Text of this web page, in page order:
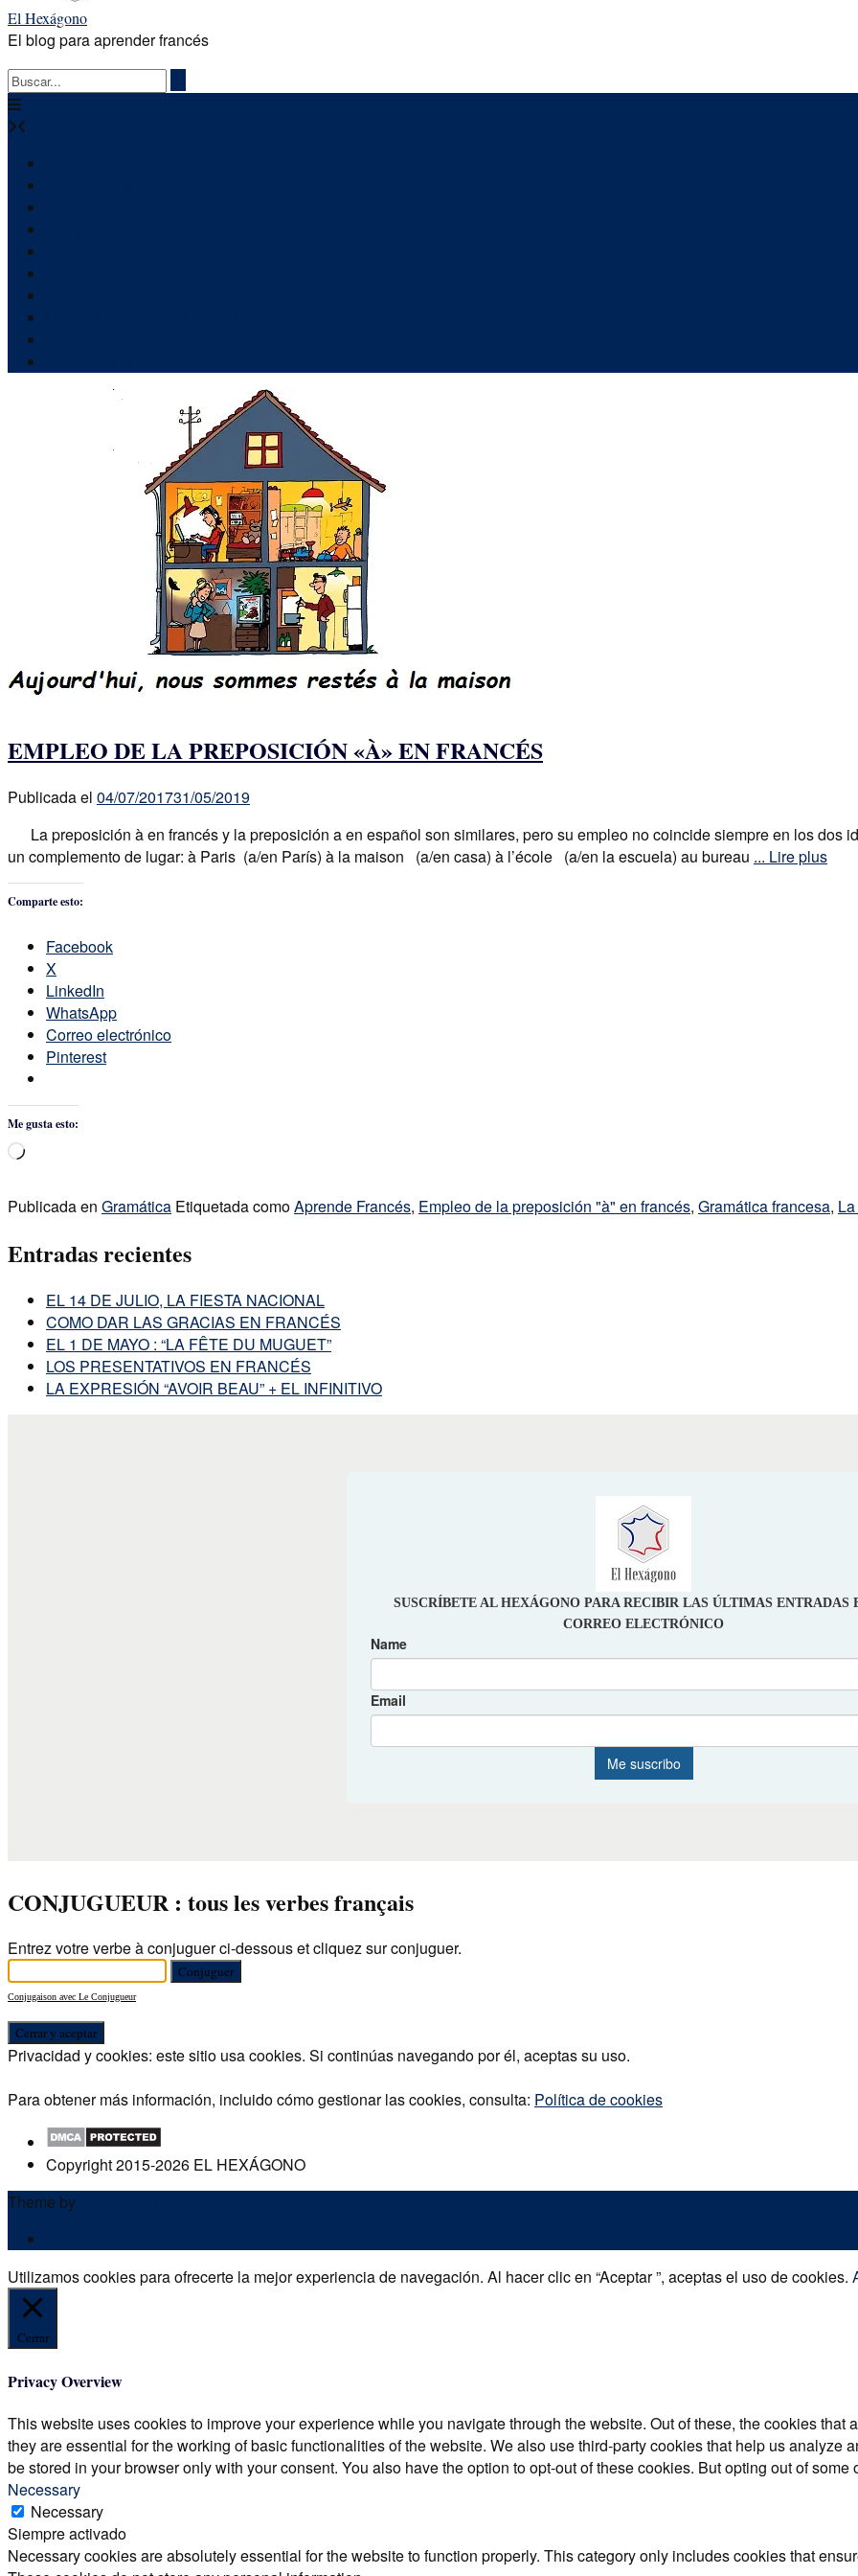
El Hexágono
El blog para aprender francés
EMPLEO DE LA PREPOSICIÓN «À» EN FRANCÉS
Publicada el 04/07/201731/05/2019
La preposición à en francés y la preposición a en español son similares, pero su empleo no coincide siempre en los dos
un complemento de lugar: à Paris (a/en París) à la maison (a/en casa) à l’école (a/en la escuela) au bureau ... Lire plus
Comparte esto:
Facebook
X
LinkedIn
WhatsApp
Correo electrónico
Pinterest
Me gusta esto:
Cargando...
Publicada en Gramática Etiquetada comoAprende Francés, Empleo de la preposición "à" en francés, Gramática francesa,
Entradas recientes
EL 14 DE JULIO, LA FIESTA NACIONAL
COMO DAR LAS GRACIAS EN FRANCÉS
EL 1 DE MAYO : “LA FÊTE DU MUGUET”
LOS PRESENTATIVOS EN FRANCÉS
LA EXPRESIÓN “AVOIR BEAU” + EL INFINITIVO
CONJUGUEUR : tous les verbes français
Entrez votre verbe à conjuguer ci-dessous et cliquez sur conjuguer.
Conjugaison avec Le Conjugueur
Privacidad y cookies: este sitio usa cookies. Si continúas navegando por él, aceptas su uso.
Para obtener más información, incluido cómo gestionar las cookies, consulta: Política de cookies
Copyright 2015-2026 EL HEXÁGONO
Theme by
Utilizamos cookies para ofrecerte la mejor experiencia de navegación. Al hacer clic en “Aceptar ”, aceptas el uso de cookies.
Cerrar
Privacy Overview
This website uses cookies to improve your experience while you navigate through the website. Out of these, the cookies
they are essential for the working of basic functionalities of the website. We also use third-party cookies that help us analyze
be stored in your browser only with your consent. You also have the option to opt-out of these cookies. But opting out of
Necessary
Necessary
Siempre activado
Necessary cookies are absolutely essential for the website to function properly. This category only includes cookies that